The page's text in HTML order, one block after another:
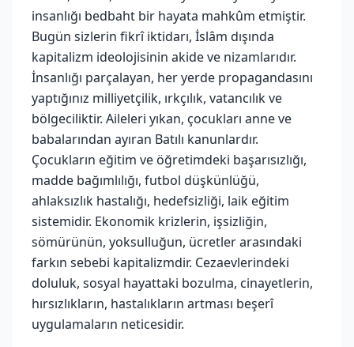
insanlığı bedbaht bir hayata mahkûm etmiştir.
Bugün sizlerin fikrî iktidarı, İslâm dışında
kapitalizm ideolojisinin akide ve nizamlarıdır.
İnsanlığı parçalayan, her yerde propagandasını
yaptığınız milliyetçilik, ırkçılık, vatancılık ve
bölgeciliktir. Aileleri yıkan, çocukları anne ve
babalarından ayıran Batılı kanunlardır.
Çocukların eğitim ve öğretimdeki başarısızlığı,
madde bağımlılığı, futbol düşkünlüğü,
ahlaksızlık hastalığı, hedefsizliği, laik eğitim
sistemidir. Ekonomik krizlerin, işsizliğin,
sömürünün, yoksulluğun, ücretler arasındaki
farkın sebebi kapitalizmdir. Cezaevlerindeki
doluluk, sosyal hayattaki bozulma, cinayetlerin,
hırsızlıkların, hastalıkların artması beşerî
uygulamaların neticesidir.